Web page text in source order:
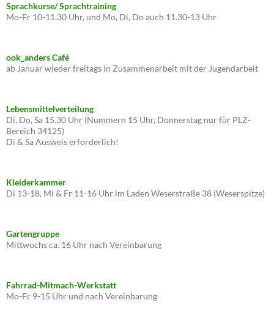
Sprachkurse/ Sprachtraining
Mo-Fr 10-11.30 Uhr, und Mo, Di, Do auch 11.30-13 Uhr
ook_anders Café
ab Januar wieder freitags in Zusammenarbeit mit der Jugendarbeit
Lebensmittelverteilung
Di, Do, Sa 15.30 Uhr (Nummern 15 Uhr, Donnerstag nur für PLZ-
Bereich 34125)
Di & Sa Ausweis erforderlich!
Kleiderkammer
Di 13-18, Mi & Fr 11-16 Uhr im Laden Weserstraße 38 (Weserspitze)
Gartengruppe
Mittwochs ca. 16 Uhr nach Vereinbarung
Fahrrad-Mitmach-Werkstatt
Mo-Fr 9-15 Uhr und nach Vereinbarung